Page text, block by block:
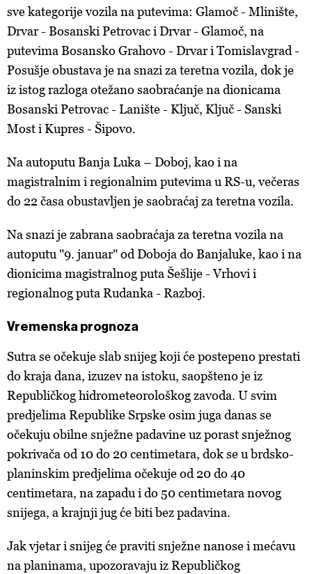
sve kategorije vozila na putevima: Glamoč - Mlinište,
Drvar - Bosanski Petrovac i Drvar - Glamoč, na
putevima Bosansko Grahovo - Drvar i Tomislavgrad -
Posušje obustava je na snazi za teretna vozila, dok je
iz istog razloga otežano saobraćanje na dionicama
Bosanski Petrovac - Lanište - Ključ, Ključ - Sanski
Most i Kupres - Šipovo.
Na autoputu Banja Luka – Doboj, kao i na
magistralnim i regionalnim putevima u RS-u, večeras
do 22 časa obustavljen je saobraćaj za teretna vozila.
Na snazi je zabrana saobraćaja za teretna vozila na
autoputu "9. januar" od Doboja do Banjaluke, kao i na
dionicima magistralnog puta Šešlije - Vrhovi i
regionalnog puta Rudanka - Razboj.
Vremenska prognoza
Sutra se očekuje slab snijeg koji će postepeno prestati
do kraja dana, izuzev na istoku, saopšteno je iz
Republičkog hidrometeorološkog zavoda. U svim
predjelima Republike Srpske osim juga danas se
očekuju obilne snježne padavine uz porast snježnog
pokrivača od 10 do 20 centimetara, dok se u brdsko-
planinskim predjelima očekuje od 20 do 40
centimetara, na zapadu i do 50 centimetara novog
snijega, a krajnji jug će biti bez padavina.
Jak vjetar i snijeg će praviti snježne nanose i mećavu
na planinama, upozoravaju iz Republičkog